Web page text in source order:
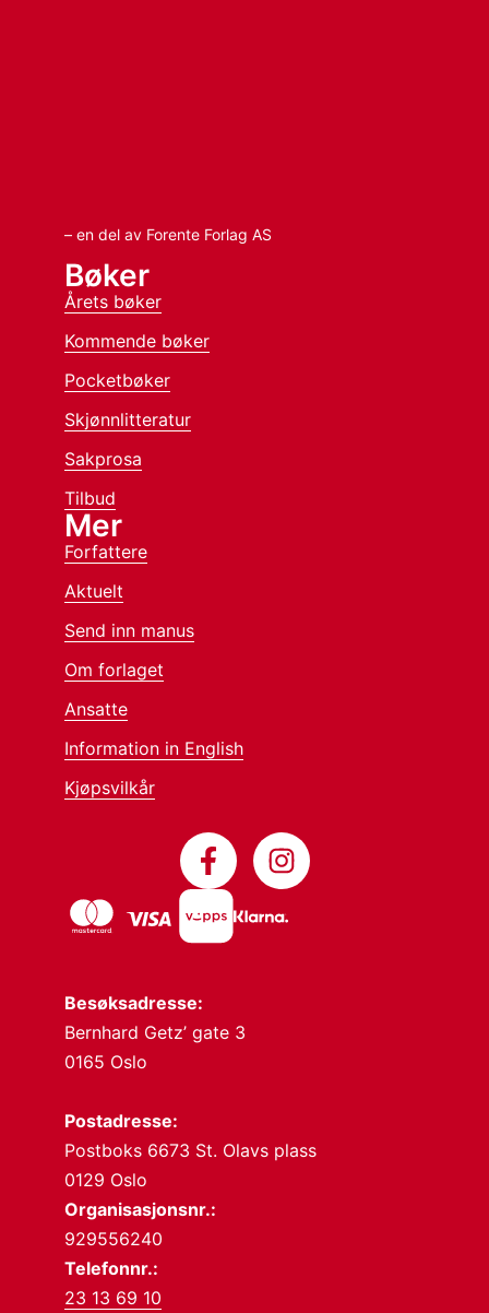
– en del av Forente Forlag AS
Besøksadresse:
Bernhard Getz’ gate 3
0165 Oslo
Postadresse:
Postboks 6673 St. Olavs plass
0129 Oslo
Organisasjonsnr.:
929556240
Telefonnr.:
23 13 69 10
Bøker
Årets bøker
Kommende bøker
Pocketbøker
Skjønnlitteratur
Sakprosa
Tilbud
Mer
Forfattere
Aktuelt
Send inn manus
Om forlaget
Ansatte
Information in English
Kjøpsvilkår